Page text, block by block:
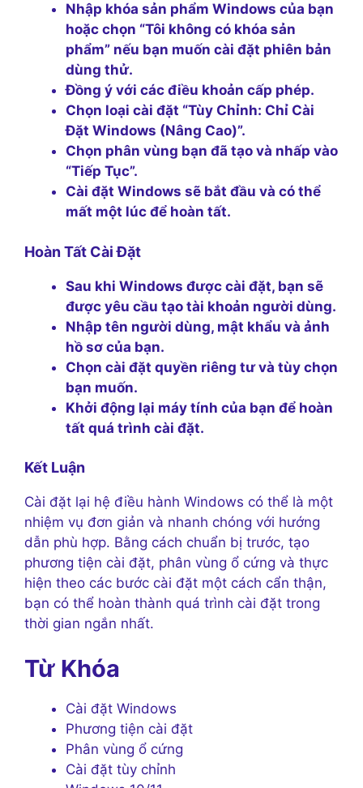
Nhập khóa sản phẩm Windows của bạn
hoặc chọn “Tôi không có khóa sản
phẩm” nếu bạn muốn cài đặt phiên bản
dùng thử.
Đồng ý với các điều khoản cấp phép.
Chọn loại cài đặt “Tùy Chỉnh: Chỉ Cài
Đặt Windows (Nâng Cao)”.
Chọn phân vùng bạn đã tạo và nhấp vào
“Tiếp Tục”.
Cài đặt Windows sẽ bắt đầu và có thể
mất một lúc để hoàn tất.
Hoàn Tất Cài Đặt
Sau khi Windows được cài đặt, bạn sẽ
được yêu cầu tạo tài khoản người dùng.
Nhập tên người dùng, mật khẩu và ảnh
hồ sơ của bạn.
Chọn cài đặt quyền riêng tư và tùy chọn
bạn muốn.
Khởi động lại máy tính của bạn để hoàn
tất quá trình cài đặt.
Kết Luận
Cài đặt lại hệ điều hành Windows có thể là một
nhiệm vụ đơn giản và nhanh chóng với hướng
dẫn phù hợp. Bằng cách chuẩn bị trước, tạo
phương tiện cài đặt, phân vùng ổ cứng và thực
hiện theo các bước cài đặt một cách cẩn thận,
bạn có thể hoàn thành quá trình cài đặt trong
thời gian ngắn nhất.
Từ Khóa
Cài đặt Windows
Phương tiện cài đặt
Phân vùng ổ cứng
Cài đặt tùy chỉnh